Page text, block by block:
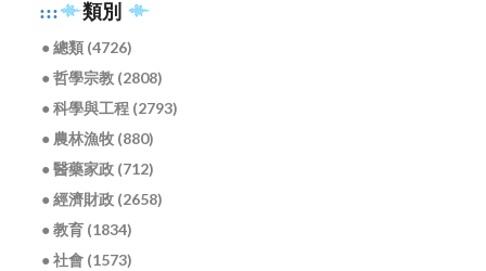
::: 類別
● 總類 (4726)
● 哲學宗教 (2808)
● 科學與工程 (2793)
● 農林漁牧 (880)
● 醫藥家政 (712)
● 經濟財政 (2658)
● 教育 (1834)
● 社會 (1573)